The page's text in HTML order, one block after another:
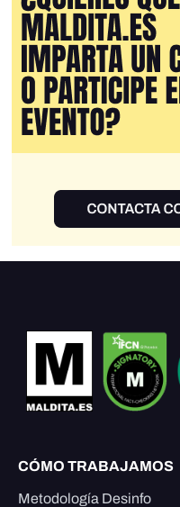
CÓMO TRABAJAMOS
Metodología Desinfo